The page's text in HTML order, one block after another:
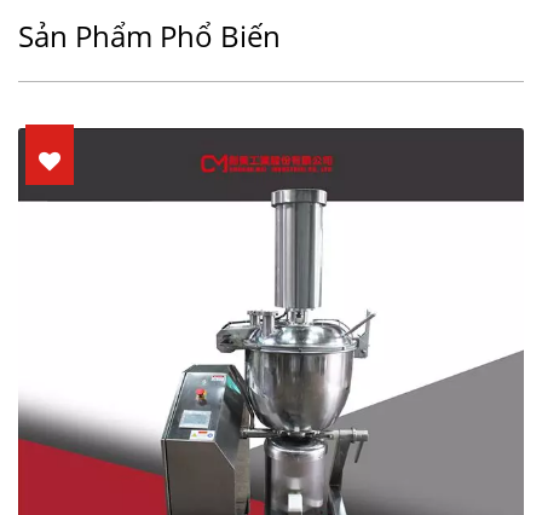
Sản Phẩm Phổ Biến